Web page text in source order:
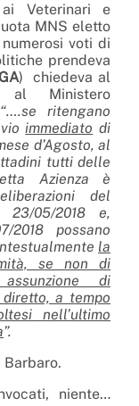
Veterinari e
MNS eletto
voti di
prendeva
) chiedeva al
Ministero
“….se ritengano
immediato di
d’Agosto, al
tutti delle
Azienza è
del
05/2018 e,
2018 possano
la
se non di
di
a tempo
nell’ultimo
”.
niente…